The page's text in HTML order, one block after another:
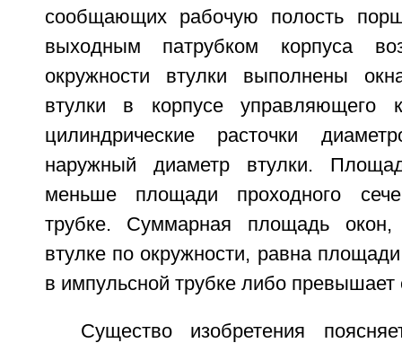
сообщающих рабочую полость
выходным патрубком корпуса
окружности втулки выполнены
втулки в корпусе управляющего
цилиндрические расточки
наружный диаметр втулки.
меньше площади проходного
трубке. Суммарная площадь
втулке по окружности, равна
в импульсной трубке либо превышает
Существо изобретения